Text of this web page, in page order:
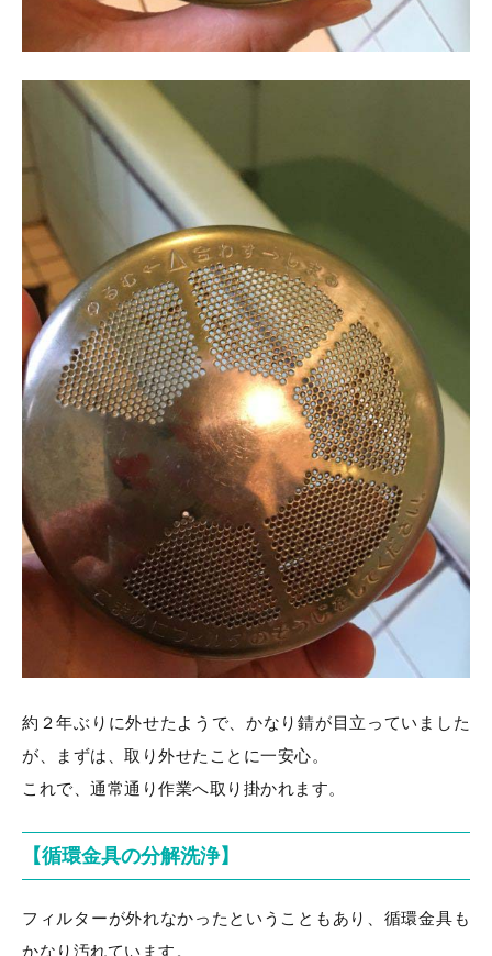
約２年ぶりに外せたようで、かなり錆が目立っていました
が、まずは、取り外せたことに一安心。
これで、通常通り作業へ取り掛かれます。
【循環金具の分解洗浄】
フィルターが外れなかったということもあり、循環金具も
かなり汚れています。